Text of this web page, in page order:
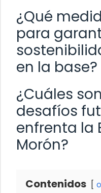
¿Qué
para
en la base?
¿Cuáles
desafíos
enfrenta la
Morón?
Contenidos